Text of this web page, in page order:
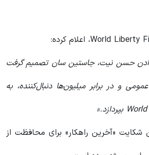
حسن نیت، جاستین سان تصمیم گرفت
و در برابر میلیون‌ها دنبال‌کننده، به
شکایت «آخرین راهکار» برای محافظت از